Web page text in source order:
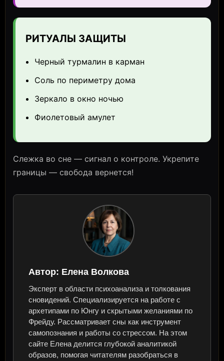
РИТУАЛЫ ЗАЩИТЫ
Черный турмалин в карман
Соль по периметру дома
Зеркало в окно ночью
Фиолетовый амулет
Слежка во сне — сигнал о контроле. Укрепите
границы — свобода вернется!
Автор: Елена Волкова
Эксперт в области психоанализа и толкования
сновидений. Специализируется на работе с
архетипами по Юнгу и скрытыми желаниями по
Фрейду. Рассматривает сны как инструмент
самопознания и работы со стрессом. На этом
сайте Елена делится глубокой аналитикой
образов, помогая читателям разобраться в